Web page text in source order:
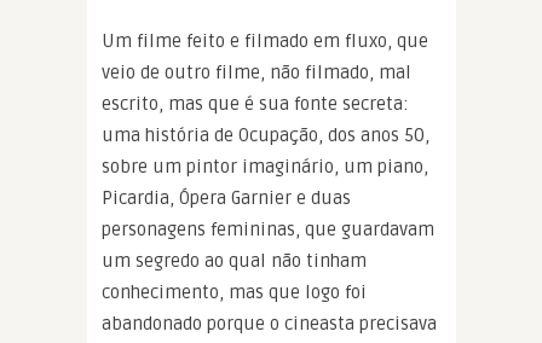
Um filme feito e filmado em fluxo, que
veio de outro filme, não filmado, mal
escrito, mas que é sua fonte secreta:
uma história de Ocupação, dos anos 50,
sobre um pintor imaginário, um piano,
Picardia, Ópera Garnier e duas
personagens femininas, que guardavam
um segredo ao qual não tinham
conhecimento, mas que logo foi
abandonado porque o cineasta precisava